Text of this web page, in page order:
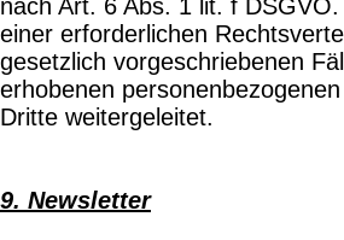
nach Art. 6 Abs. 1 lit. f
einer erforderlichen
gesetzlich vorgeschriebenen
erhobenen
Dritte weitergeleitet.
9. Newsletter